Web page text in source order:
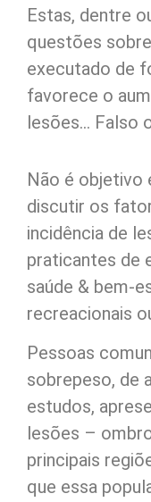
Estas, dentre
questões
executado de
favorece o
lesões… Falso
Não é
discutir os
incidência de
praticantes de
saúde & bem-
recreacionais
Pessoas
sobrepeso, de
estudos,
lesões –
principais
que essa